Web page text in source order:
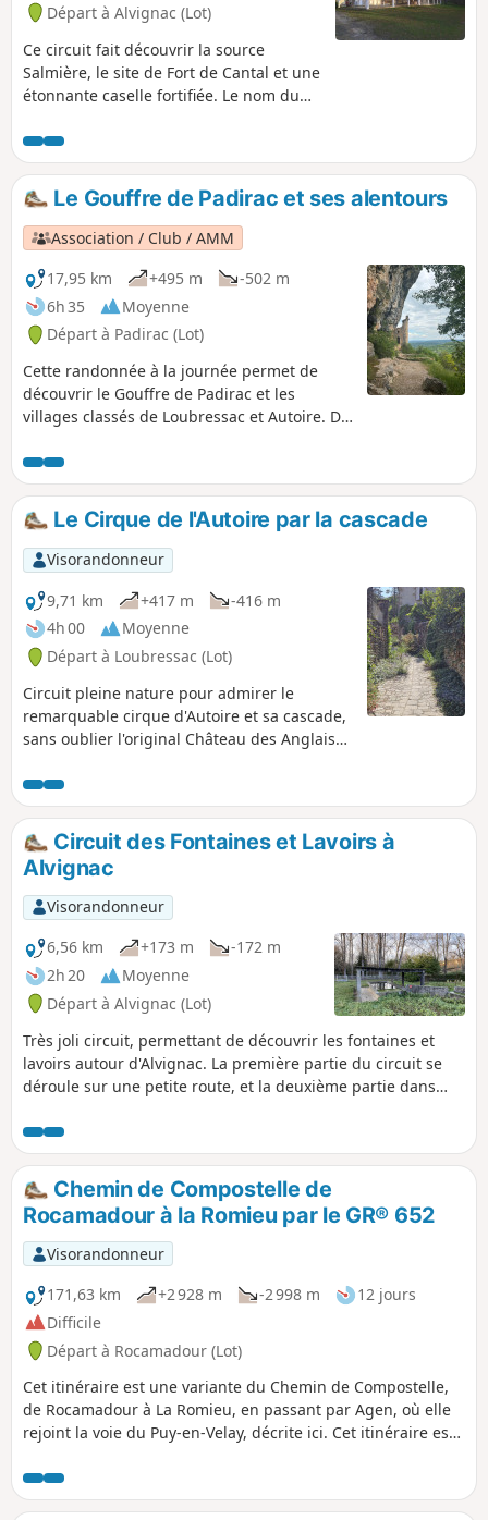
Départ à Alvignac (Lot)
Ce circuit fait découvrir la source
Salmière, le site de Fort de Cantal et une
étonnante caselle fortifiée. Le nom du
homme nommé Alvinius, vivant à
l’époque gallo-romaine, auquel a été
ajouté le suffixe de possession «acum».
Le Gouffre de Padirac et ses alentours
Association / Club / AMM
17,95 km
+495 m
-502 m
6h 35
Moyenne
Départ à Padirac (Lot)
Cette randonnée à la journée permet de
découvrir le Gouffre de Padirac et les
villages classés de Loubressac et Autoire. Du
sur la vallée.
Le Cirque de l'Autoire par la cascade
Visorandonneur
9,71 km
+417 m
-416 m
4h 00
Moyenne
Départ à Loubressac (Lot)
Circuit pleine nature pour admirer le
remarquable cirque d'Autoire et sa cascade,
sans oublier l'original Château des Anglais
Circuit des Fontaines et Lavoirs à
Alvignac
Visorandonneur
6,56 km
+173 m
-172 m
2h 20
Moyenne
Départ à Alvignac (Lot)
Très joli circuit, permettant de découvrir les fontaines et
lavoirs autour d'Alvignac. La première partie du circuit se
déroule sur une petite route, et la deuxième partie dans
Chemin de Compostelle de
Rocamadour à la Romieu par le GR® 652
Visorandonneur
171,63 km
+2 928 m -2 998 m
12 jours
Difficile
Départ à Rocamadour (Lot)
Cet itinéraire est une variante du Chemin de Compostelle,
de Rocamadour à La Romieu, en passant par Agen, où elle
rejoint la voie du Puy-en-Velay, décrite ici. Cet itinéraire est
randonneurs passant par Rocamadour préfèrent rejoindre
Cahors par le GR® 46. Attention, pour cette raison, les gîtes